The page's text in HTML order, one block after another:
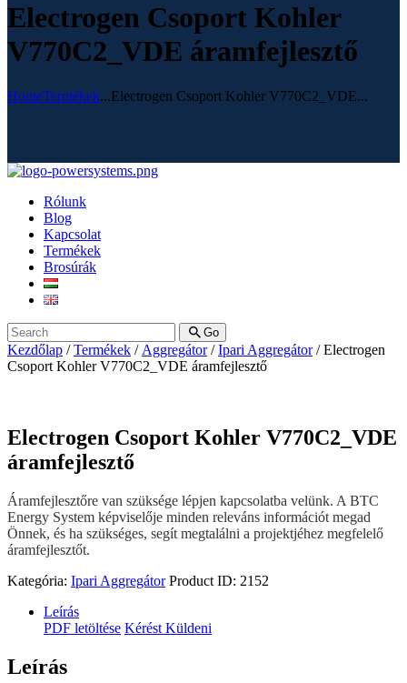
Electrogen Csoport Kohler
V770C2_VDE áramfejlesztő
HomeTermékek...Electrogen Csoport Kohler V770C2_VDE...
Rólunk
Blog
Kapcsolat
Termékek
Brosúrák
Go
Kezdőlap /Termékek / Aggregátor/Ipari Aggregátor/ Electrogen
Csoport Kohler V770C2_VDE áramfejlesztő
Electrogen Csoport Kohler V770C2_VDE
áramfejlesztő
Áramfejlesztőre van szüksége lépjen kapcsolatba velünk. A BTC
Energy System képviselője minden releváns információt megad
Önnek, és ha szükséges, segít megtalálni a projektjéhez megfelelő
áramfejlesztőt.
Kategória: Ipari Aggregátor Product ID: 2152
Leírás
PDF letöltése Kérést Küldeni
Leírás